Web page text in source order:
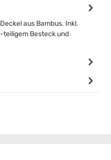
aus Bambus. Inkl.
teiligem Besteck und